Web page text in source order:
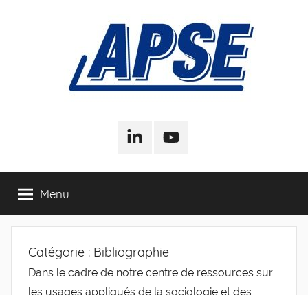
Association
Pour
la
l'Entreprise
LinkedInYoutube
Menu
Catégorie : Bibliographie
Dans le cadre de notre centre de ressources sur
les usages appliqués de la sociologie et des